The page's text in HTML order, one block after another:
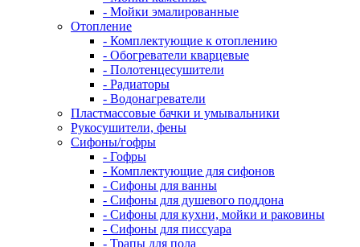
- Мойки эмалированные
Отопление
- Комплектующие к отоплению
- Обогреватели кварцевые
- Полотенцесушители
- Радиаторы
- Водонагреватели
Пластмассовые бачки и умывальники
Рукосушители, фены
Сифоны/гофры
- Гофры
- Комплектующие для сифонов
- Сифоны для ванны
- Сифоны для душевого поддона
- Сифоны для кухни, мойки и раковины
- Сифоны для писсуара
- Трапы для пола